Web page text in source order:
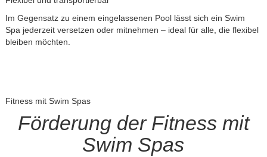
Im Gegensatz zu einem eingelassenen Pool lässt sich ein Swim
Spa jederzeit versetzen oder mitnehmen – ideal für alle, die flexibel
bleiben möchten.
Fitness mit Swim Spas
Förderung der Fitness mit
Swim Spas